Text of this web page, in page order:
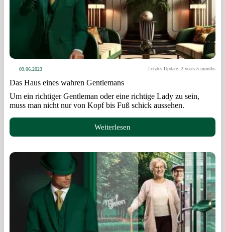
Das Haus eines wahren Gentlemans
09.06.2023 Letztes Update: 2 years 5 months
Um ein richtiger Gentleman oder eine richtige Lady zu sein,
muss man nicht nur von Kopf bis Fuß schick aussehen.
Weiterlesen